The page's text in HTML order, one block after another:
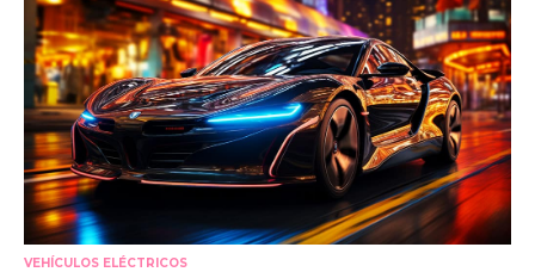
VEHÍCULOS ELÉCTRICOS